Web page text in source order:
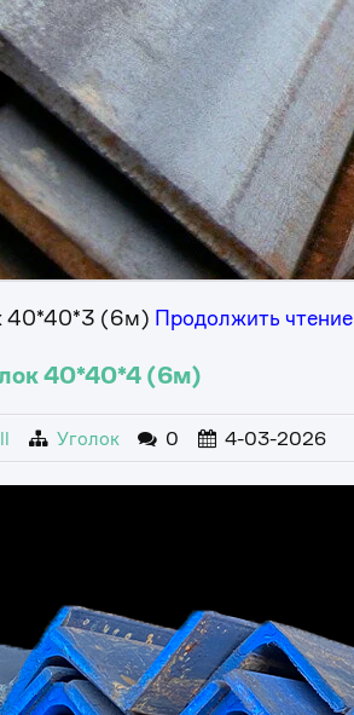
40*40*3 (6м) Продолжить чтение
40*40*4 (6м)
Уголок 0 4-03-2026